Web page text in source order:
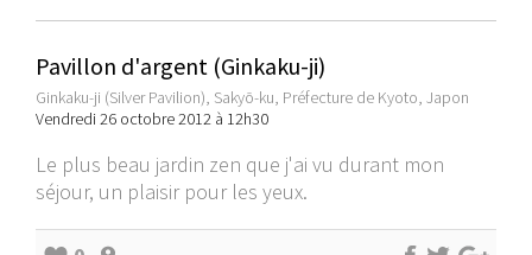
Pavillon d'argent (Ginkaku-ji)
Ginkaku-ji (Silver Pavilion), Sakyō-ku, Préfecture de Kyoto, Japon
Vendredi 26 octobre 2012 à 12h30
Le plus beau jardin zen que j'ai vu durant mon
séjour, un plaisir pour les yeux.